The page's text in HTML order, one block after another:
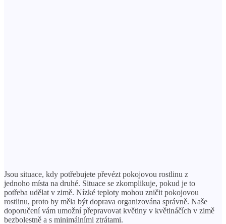
Jsou situace, kdy potřebujete převézt pokojovou rostlinu z
jednoho místa na druhé. Situace se zkomplikuje, pokud je to
potřeba udělat v zimě. Nízké teploty mohou zničit pokojovou
rostlinu, proto by měla být doprava organizována správně. Naše
doporučení vám umožní přepravovat květiny v květináčích v zimě
bezbolestně a s minimálními ztrátami.